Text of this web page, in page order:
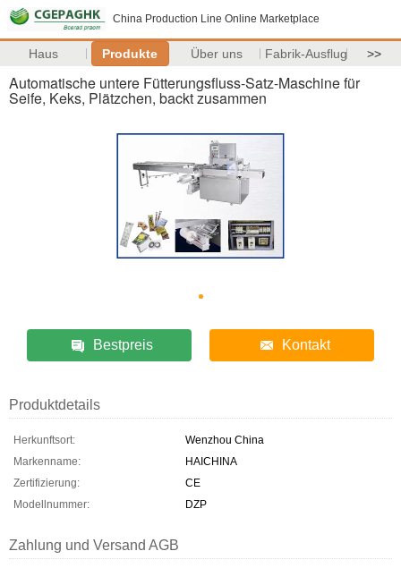
China Production Line Online Marketplace
Haus Produkte Über uns Fabrik-Ausflug >>
Automatische untere Fütterungsfluss-Satz-Maschine für
Seife, Keks, Plätzchen, backt zusammen
Bestpreis Kontakt
Produktdetails
Herkunftsort:
Wenzhou China
Markenname:
HAICHINA
Zertifizierung:
CE
Modellnummer:
DZP
Zahlung und Versand AGB